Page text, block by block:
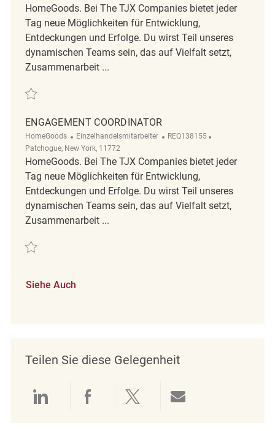
HomeGoods. Bei The TJX Companies bietet jeder
Tag neue Möglichkeiten für Entwicklung,
Entdeckungen und Erfolge. Du wirst Teil unseres
dynamischen Teams sein, das auf Vielfalt setzt,
Zusammenarbeit ...
Retten Engagement Coordinator REQ126083
ENGAGEMENT COORDINATOR
HomeGoods Kategorie
Einzelhandelsmitarbeiter ReqId
REQ138155
Patchogue, New York, 11772
HomeGoods. Bei The TJX Companies bietet jeder
Tag neue Möglichkeiten für Entwicklung,
Entdeckungen und Erfolge. Du wirst Teil unseres
dynamischen Teams sein, das auf Vielfalt setzt,
Zusammenarbeit ...
Retten Engagement Coordinator REQ138155
Siehe Auch
Teilen Sie diese Gelegenheit
Über LinkedIn teilen
Über Facebook teilen
Über Twitter teilen